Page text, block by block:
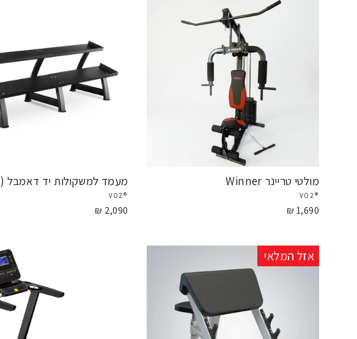
מולטי טריינר Winner
®VO2
1,690 ₪
מעמד למשקולות יד דאמבל (20 זוגות)
®VO2
2,090 ₪
אזל המלאי